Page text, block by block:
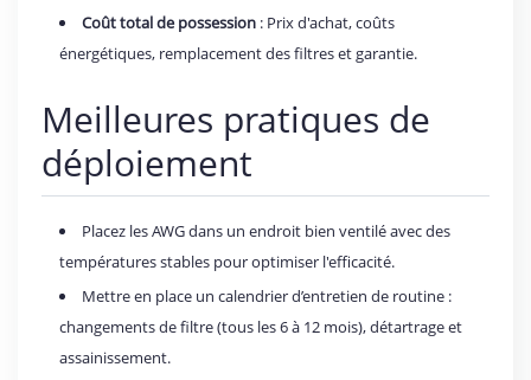
Coût total de possession : Prix d'achat, coûts
énergétiques, remplacement des filtres et garantie.
Meilleures pratiques de
déploiement
Placez les AWG dans un endroit bien ventilé avec des
températures stables pour optimiser l'efficacité.
Mettre en place un calendrier d’entretien de routine :
changements de filtre (tous les 6 à 12 mois), détartrage et
assainissement.